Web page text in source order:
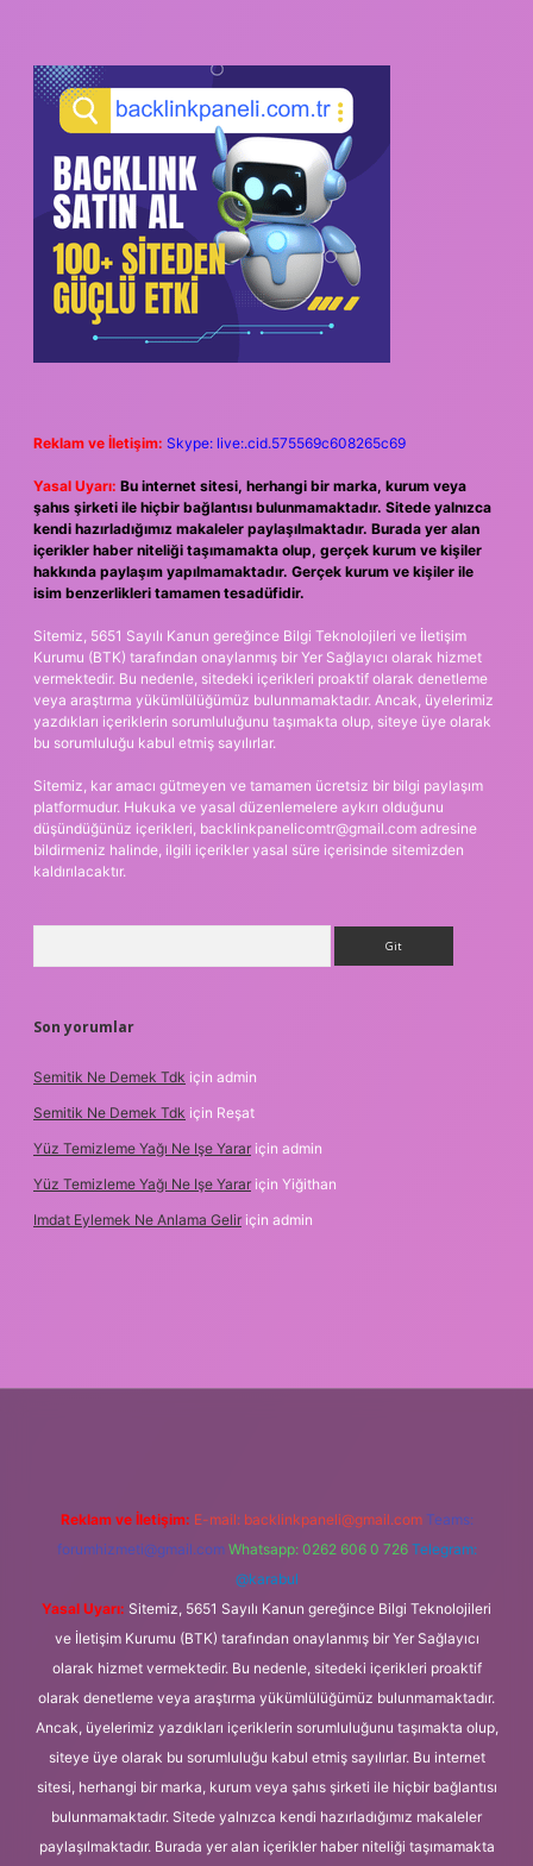
Reklam ve İletişim: Skype: live:.cid.575569c608265c69
Yasal Uyarı: Bu internet sitesi, herhangi bir marka, kurum veya
şahıs şirketi ile hiçbir bağlantısı bulunmamaktadır. Sitede yalnızca
kendi hazırladığımız makaleler paylaşılmaktadır. Burada yer alan
içerikler haber niteliği taşımamakta olup, gerçek kurum ve kişiler
hakkında paylaşım yapılmamaktadır. Gerçek kurum ve kişiler ile
isim benzerlikleri tamamen tesadüfidir.
Sitemiz, 5651 Sayılı Kanun gereğince Bilgi Teknolojileri ve İletişim
Kurumu (BTK) tarafından onaylanmış bir Yer Sağlayıcı olarak hizmet
vermektedir. Bu nedenle, sitedeki içerikleri proaktif olarak denetleme
veya araştırma yükümlülüğümüz bulunmamaktadır. Ancak, üyelerimiz
yazdıkları içeriklerin sorumluluğunu taşımakta olup, siteye üye olarak
bu sorumluluğu kabul etmiş sayılırlar.
Sitemiz, kar amacı gütmeyen ve tamamen ücretsiz bir bilgi paylaşım
platformudur. Hukuka ve yasal düzenlemelere aykırı olduğunu
düşündüğünüz içerikleri, backlinkpanelicomtr@gmail.com adresine
bildirmeniz halinde, ilgili içerikler yasal süre içerisinde sitemizden
kaldırılacaktır.
Son yorumlar
Semitik Ne Demek Tdk için admin
Semitik Ne Demek Tdk için Reşat
Yüz Temizleme Yağı Ne Işe Yarar için admin
Yüz Temizleme Yağı Ne Işe Yarar için Yiğithan
Imdat Eylemek Ne Anlama Gelir için admin
Reklam ve İletişim: E-mail: backlinkpaneli@gmail.com Teams:
forumhizmeti@gmail.com Whatsapp: 0262 606 0 726 Telegram:
@karabul
Yasal Uyarı: Sitemiz, 5651 Sayılı Kanun gereğince Bilgi Teknolojileri
ve İletişim Kurumu (BTK) tarafından onaylanmış bir Yer Sağlayıcı
olarak hizmet vermektedir. Bu nedenle, sitedeki içerikleri proaktif
olarak denetleme veya araştırma yükümlülüğümüz bulunmamaktadır.
Ancak, üyelerimiz yazdıkları içeriklerin sorumluluğunu taşımakta olup,
siteye üye olarak bu sorumluluğu kabul etmiş sayılırlar. Bu internet
sitesi, herhangi bir marka, kurum veya şahıs şirketi ile hiçbir bağlantısı
bulunmamaktadır. Sitede yalnızca kendi hazırladığımız makaleler
paylaşılmaktadır. Burada yer alan içerikler haber niteliği taşımamakta